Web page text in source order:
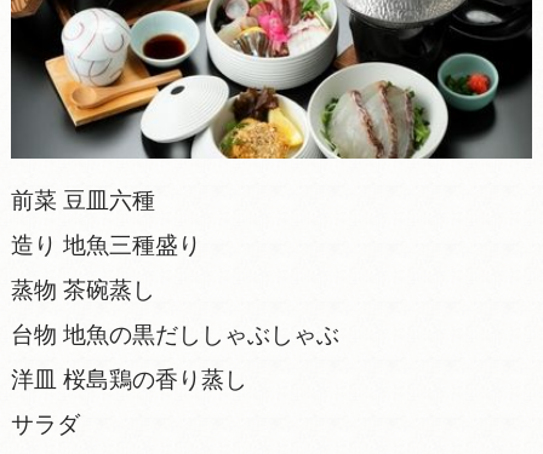
前菜 豆皿六種
造り 地魚三種盛り
蒸物 茶碗蒸し
台物 地魚の黒だししゃぶしゃぶ
洋皿 桜島鶏の香り蒸し
サラダ